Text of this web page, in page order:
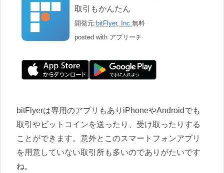
取引もかんたん
開発元: bitFlyer, Inc.無料
posted with アプリーチ
bitFlyerは専用のアプリもありiPhoneやAndroidでも
取引やビットコインを送ったり、受け取ったりする
ことができます。意外とこのスマートフォンアプリ
を用意していない取引所も多いのでありがたいです
ね。